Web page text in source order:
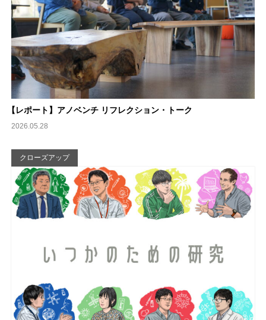
【レポート】アノベンチ リフレクション・トーク
2026.05.28
クローズアップ